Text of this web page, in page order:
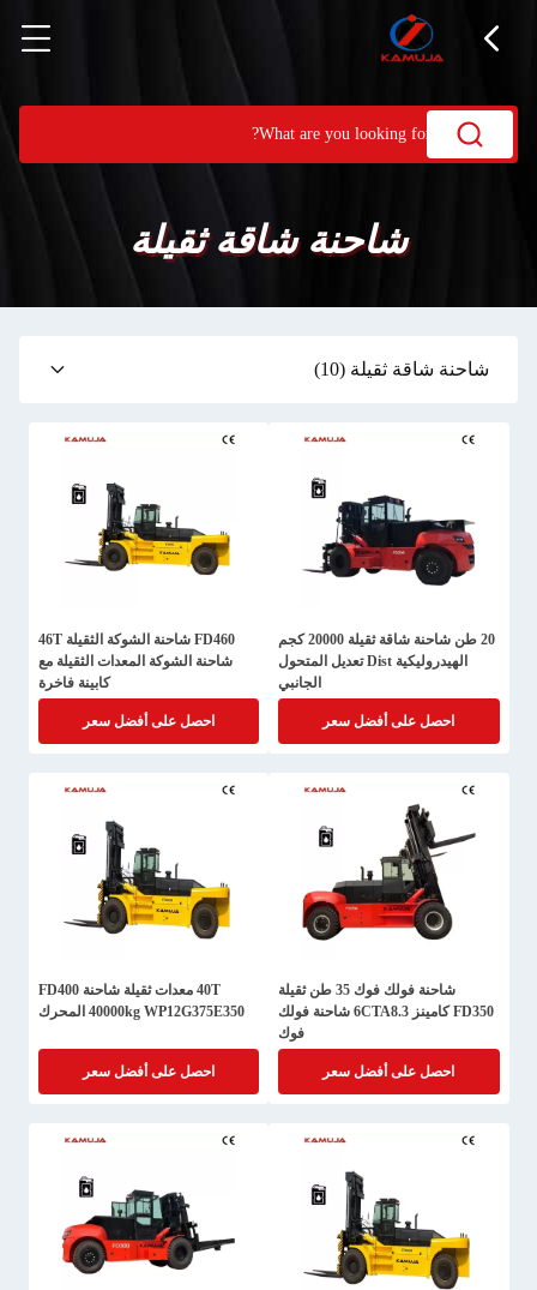
شاحنة شاقة ثقيلة
شاحنة شاقة ثقيلة (10)
20 طن شاحنة شاقة ثقيلة 20000 كجم
الهيدروليكية Dist تعديل المتحول
الجانبي
احصل على أفضل سعر
FD460 شاحنة الشوكة الثقيلة 46T
شاحنة الشوكة المعدات الثقيلة مع
كابينة فاخرة
احصل على أفضل سعر
شاحنة فولك فوك 35 طن ثقيلة
FD350 كامينز 6CTA8.3 شاحنة فولك
فوك
احصل على أفضل سعر
40T معدات ثقيلة شاحنة FD400
40000kg WP12G375E350 المحرك
احصل على أفضل سعر